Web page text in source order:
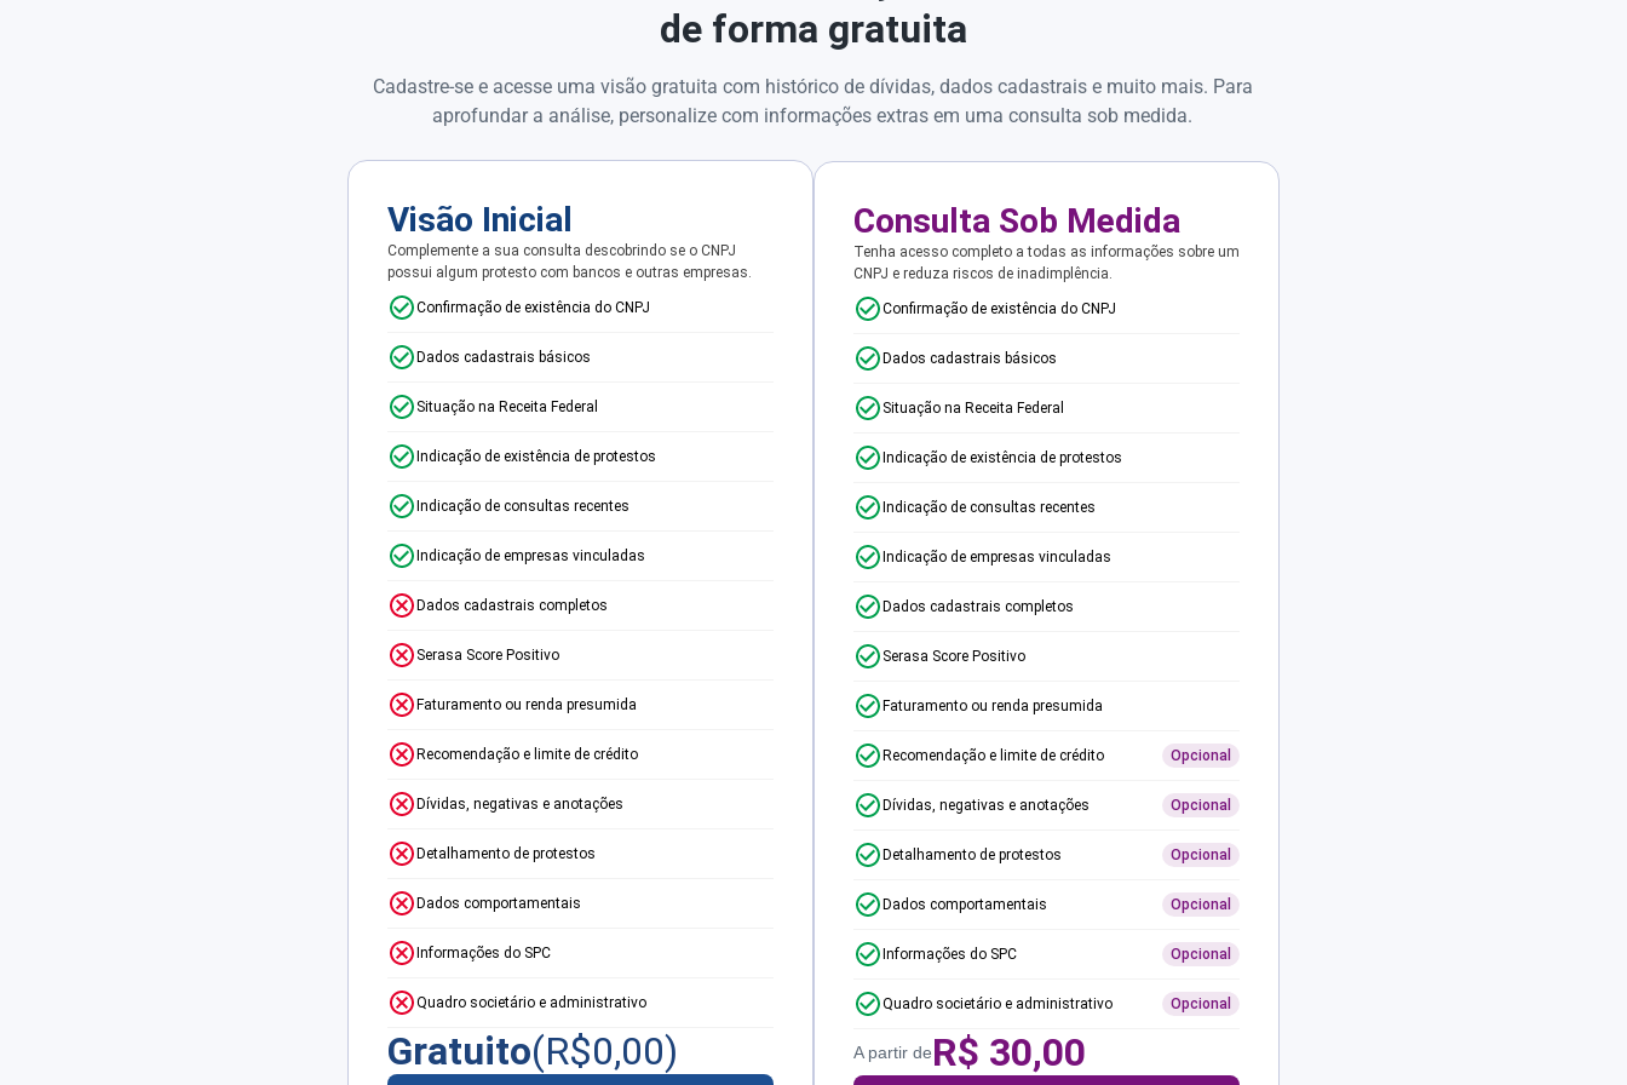
de forma gratuita
Cadastre-se e acesse uma visão gratuita com histórico de dívidas, dados cadastrais e muito mais. Para
aprofundar a análise, personalize com informações extras em uma consulta sob medida.
Visão Inicial
Complemente a sua consulta descobrindo se o CNPJ
possui algum protesto com bancos e outras empresas.
Confirmação de existência do CNPJ
Dados cadastrais básicos
Situação na Receita Federal
Indicação de existência de protestos
Indicação de consultas recentes
Indicação de empresas vinculadas
Dados cadastrais completos
Serasa Score Positivo
Faturamento ou renda presumida
Recomendação e limite de crédito
Dívidas, negativas e anotações
Detalhamento de protestos
Dados comportamentais
Informações do SPC
Quadro societário e administrativo
Gratuito(R$0,00)
Consulta Sob Medida
Tenha acesso completo a todas as informações sobre um
CNPJ e reduza riscos de inadimplência.
Confirmação de existência do CNPJ
Dados cadastrais básicos
Situação na Receita Federal
Indicação de existência de protestos
Indicação de consultas recentes
Indicação de empresas vinculadas
Dados cadastrais completos
Serasa Score Positivo
Faturamento ou renda presumida
Recomendação e limite de crédito Opcional
Dívidas, negativas e anotações Opcional
Detalhamento de protestos Opcional
Dados comportamentais Opcional
Informações do SPC Opcional
Quadro societário e administrativo Opcional
A partir deR$ 30,00